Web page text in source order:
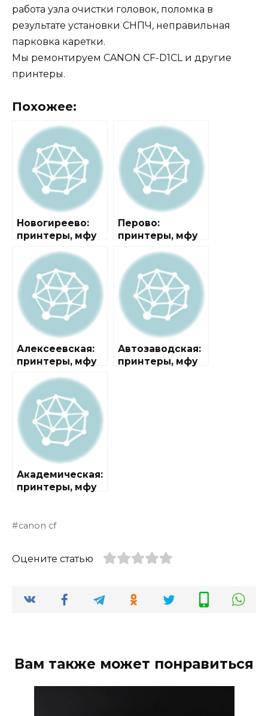
работа узла очистки головок, поломка в
результате установки СНПЧ, неправильная
парковка каретки.
Мы ремонтируем CANON CF-D1CL и другие
принтеры.
Похожее:
Новогиреево:
принтеры, мфу
Перово:
принтеры, мфу
Алексеевская:
принтеры, мфу
Автозаводская:
принтеры, мфу
Академическая:
принтеры, мфу
canon cf
Оцените статью
Вам также может понравиться